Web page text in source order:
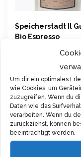
Um dir ein optimales
wie Cookies, um
zuzugreifen. Wenn du
Daten wie das
verarbeiten. Wenn du
zurückziehst, können
beeinträchtigt werden.
Filter
Speicherstadt Il
Bio Espresso
Jetzt Kaufen
inkl. 19 % MwSt.